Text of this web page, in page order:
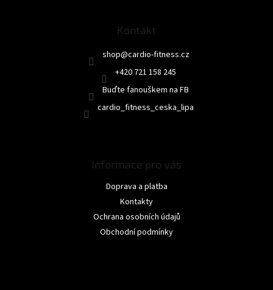
Kontakt
shop@cardio-fitness.cz
+420 721 158 245
Buďte fanouškem na FB
cardio_fitness_ceska_lipa
Informace pro vás
Doprava a platba
Kontakty
Ochrana osobních údajů
Obchodní podmínky